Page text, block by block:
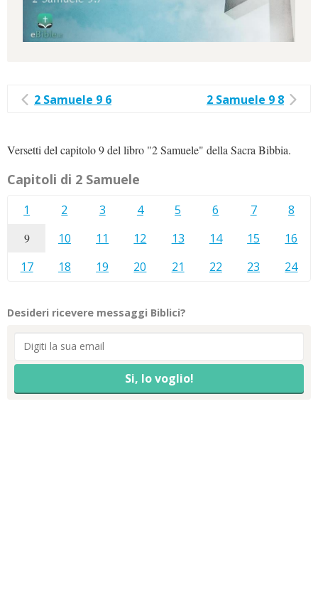
2 Samuele 9 6 2 Samuele 9 8
Versetti del capitolo 9 del libro "2 Samuele" della Sacra Bibbia.
Capitoli di 2 Samuele
1 2 3 4 5 6 7 8
9 10 11 12 13 14 15
16
17
18 19 20 21 22 23 24
Desideri ricevere messaggi Biblici?